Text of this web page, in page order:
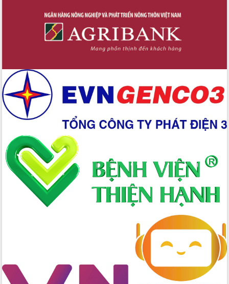
Tập trung triển khai quyết liệt, đồng bộ
các giải pháp nhằm thực hiện hiệu quả
các nhiệm vụ đề ra năm 2025
nhân cận huyết thống
Nông sản Tây Nguyên thu hút doanh
nghiệp nước ngoài
Đắk Lắk định vị thương hiệu du lịch
“Biển – Rừng – Cà phê” trong không
gian phát triển mới
Hội nghị chia sẻ kinh nghiệm, chuyển
giao kỹ thuật y tế, định hướng phát
triển chuyên sâu đến 2030
Chuyển đổi số mở ra không gian phát
triển trong lĩnh vực văn hóa, du lịch
Công bố quyết định của Ban Thường
chức sản xuất sầu riêng theo hướng
bền vững